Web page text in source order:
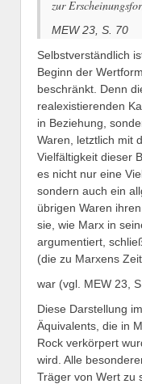
zur
MEW 23, S. 70
Selbstverständlich
Beginn der
beschränkt. Denn
realexistierenden
in Beziehung,
Waren, letztlich mit
Vielfältigkeit dieser
es nicht nur eine
sondern auch ein
übrigen Waren
sie, wie Marx in
argumentiert,
(die zu Marxens
war (vgl. MEW 23,
Diese Darstellung
Äquivalents, die in
Rock verkörpert
wird. Alle
Träger von Wert zu